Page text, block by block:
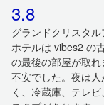
3.8
グランドクリスタ
ホテルは vibes2 の
の最後の部屋が取
不安でした。夜は
く、冷蔵庫、テレ